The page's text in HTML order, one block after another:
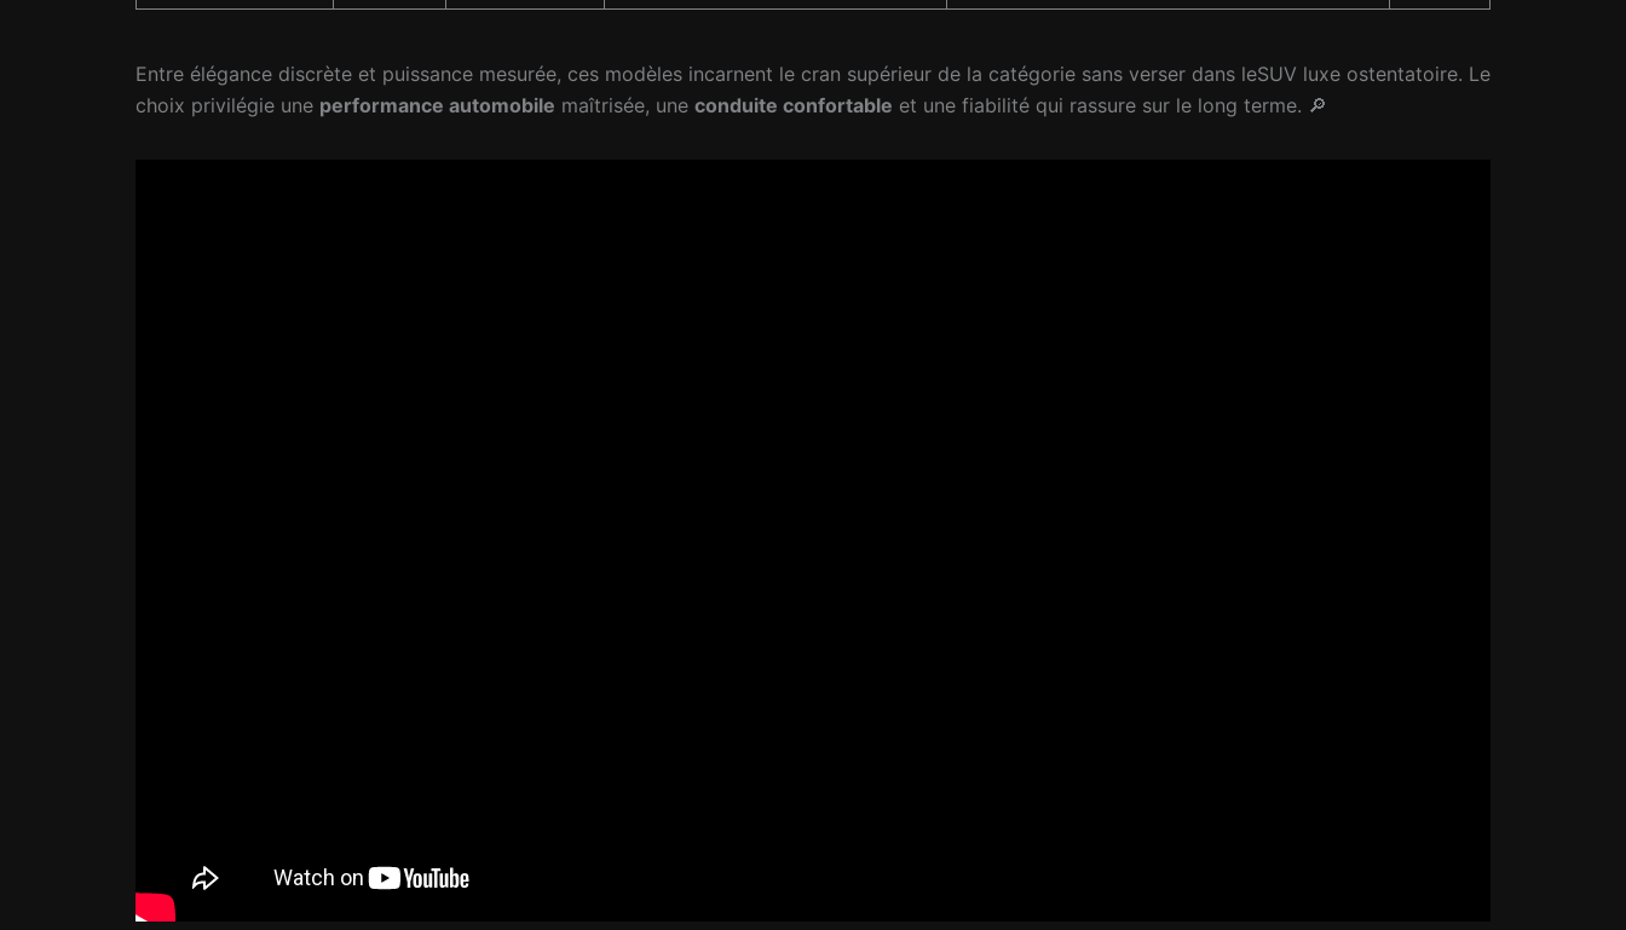
Entre élégance discrète et puissance mesurée, ces modèles incarnent le cran supérieur de la catégorie sans verser dans leSUV luxe ostentatoire. Le
choix privilégie une performance automobile maîtrisée, une conduite confortable et une fiabilité qui rassure sur le long terme. 🔎